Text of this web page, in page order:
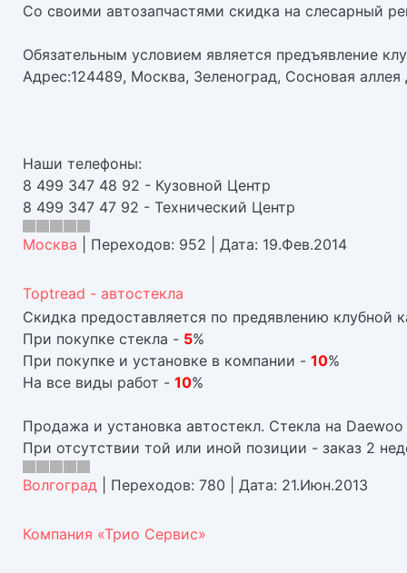
Со своими автозапчастями скидка на слесарный
Обязательным условием является предъявление
Адрес:124489, Москва, Зеленоград, Сосновая аллея
Наши телефоны:
8 499 347 48 92 - Кузовной Центр
8 499 347 47 92 - Технический Центр
Москва Переходов: 952 Дата: 19.Фев.2014
Toptread - автостекла
Скидка предоставляется по предявлению клубной
При покупке стекла - 5%
При покупке и установке в компании - 10%
На все виды работ - 10%
Продажа и установка автостекл. Стекла на
При отсутствии той или иной позиции - заказ 2
Волгоград| Переходов: 780 Дата: 21.Июн.2013
Компания «Трио Сервис»